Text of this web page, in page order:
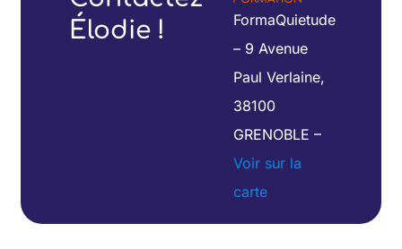
Élodie !
FormaQuietude
– 9 Avenue
Paul Verlaine,
38100
GRENOBLE –
Voir sur la
carte